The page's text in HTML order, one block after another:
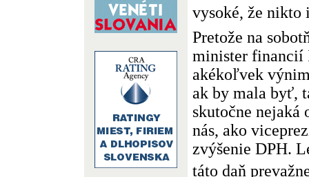
vysoké, že nikto
Pretože na
minister
akékoľvek
ak by mala byť,
skutočne nejaká
nás, ako
zvýšenie DPH.
táto daň